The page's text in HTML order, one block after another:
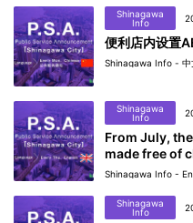
Shinagawa
Info
便利店内设置
Shinagawa Info - 中
Shinagawa
Info
From July,
made free of
Shinagawa Info -
Shinagawa
Info